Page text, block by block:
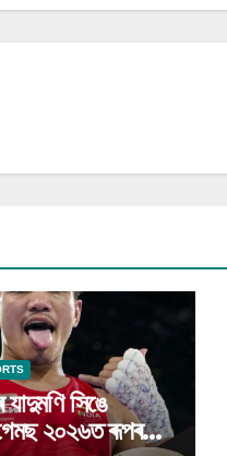
যাদুমণি সিঙে
২০২৬ত ৰূপৰ